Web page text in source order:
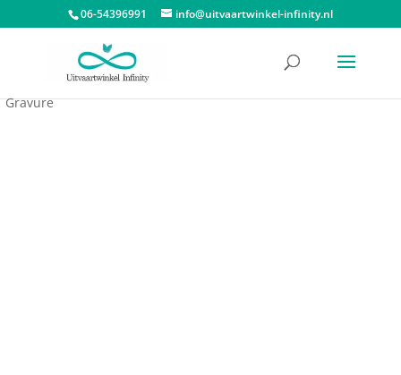
06-54396991 info@uitvaartwinkel-infinity.nl
Urnen/Messing urnen
Gravure